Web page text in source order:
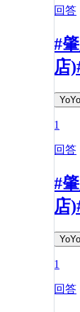
回答
#
店
1
回答
#
店
1
回答